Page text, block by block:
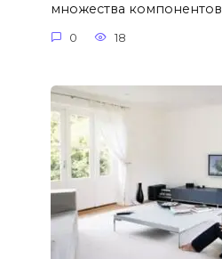
множества компонентов
0 18